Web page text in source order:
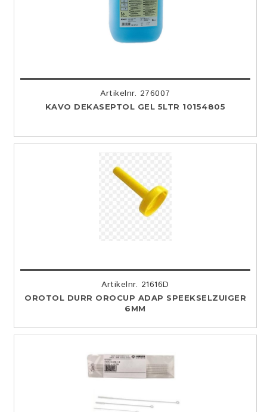
Artikelnr. 276007
KAVO DEKASEPTOL GEL 5LTR 10154805
Artikelnr. 21616D
OROTOL DURR OROCUP ADAP SPEEKSELZUIGER
6MM